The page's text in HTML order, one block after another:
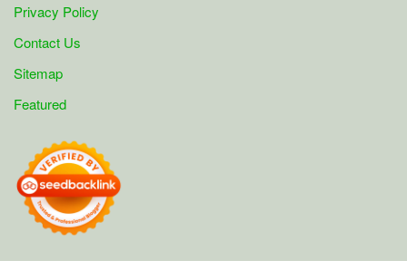
Privacy Policy
Contact Us
Sitemap
Featured